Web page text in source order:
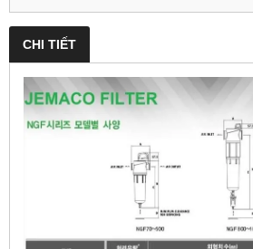
CHI TIẾT